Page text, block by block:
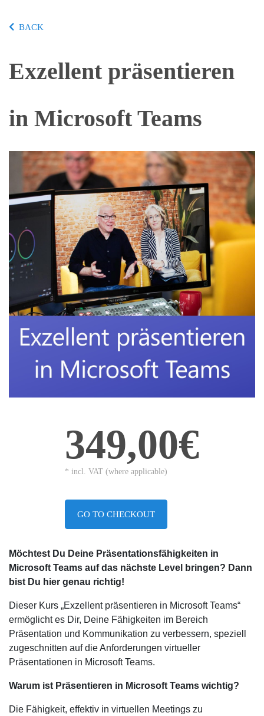
BACK
Exzellent präsentieren
in Microsoft Teams
349,00€
* incl. VAT (where applicable)
GO TO CHECKOUT
Möchtest Du Deine Präsentationsfähigkeiten in
Microsoft Teams auf das nächste Level bringen? Dann
bist Du hier genau richtig!
Dieser Kurs „Exzellent präsentieren in Microsoft Teams“
ermöglicht es Dir, Deine Fähigkeiten im Bereich
Präsentation und Kommunikation zu verbessern, speziell
zugeschnitten auf die Anforderungen virtueller
Präsentationen in Microsoft Teams.
Warum ist Präsentieren in Microsoft Teams wichtig?
Die Fähigkeit, effektiv in virtuellen Meetings zu